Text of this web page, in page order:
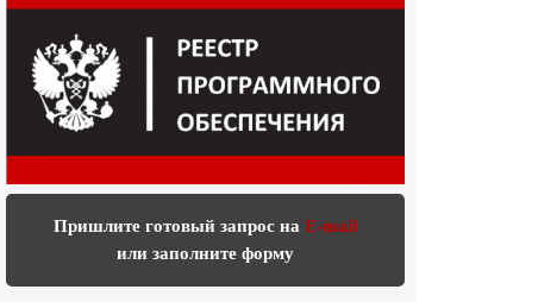
Пришлите готовый запрос на E-mail
или заполните форму